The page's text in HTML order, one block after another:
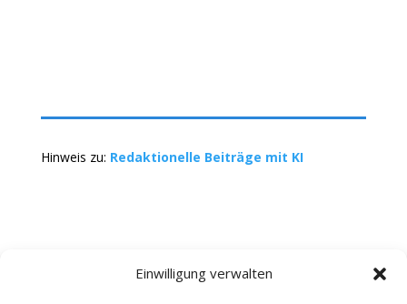
Einwilligung verwalten
Hinweis zu: Redaktionelle Beiträge mit KI